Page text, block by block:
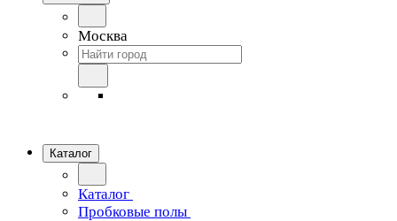
Москва
Каталог
Каталог
Пробковые полы